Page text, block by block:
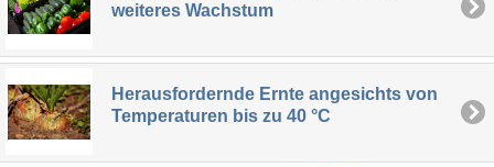
weiteres Wachstum
Herausfordernde Ernte angesichts von
Temperaturen bis zu 40 °C